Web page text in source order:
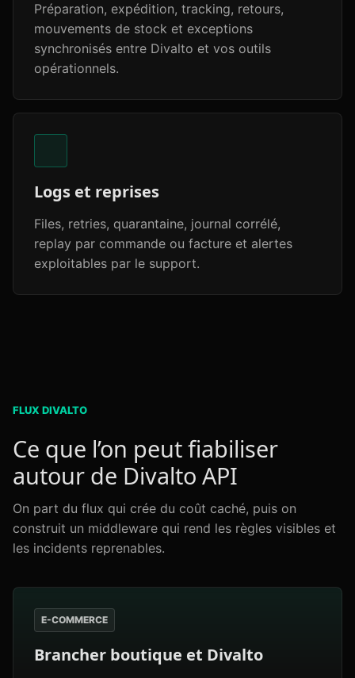
Préparation, expédition, tracking, retours,
mouvements de stock et exceptions
synchronisés entre Divalto et vos outils
opérationnels.
Logs et reprises
Files, retries, quarantaine, journal corrélé,
replay par commande ou facture et alertes
exploitables par le support.
FLUX DIVALTO
Ce que l’on peut fiabiliser
autour de Divalto API
On part du flux qui crée du coût caché, puis on
construit un middleware qui rend les règles visibles et
les incidents reprenables.
E-COMMERCE
Brancher boutique et Divalto